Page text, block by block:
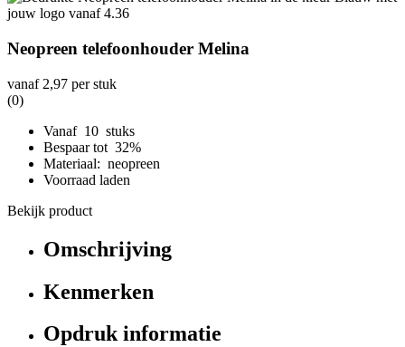
Neopreen telefoonhouder Melina
vanaf 2,97 per stuk
(0)
Vanaf 10 stuks
Bespaar tot 32%
Materiaal: neopreen
Voorraad laden
Bekijk product
Omschrijving
Kenmerken
Opdruk informatie